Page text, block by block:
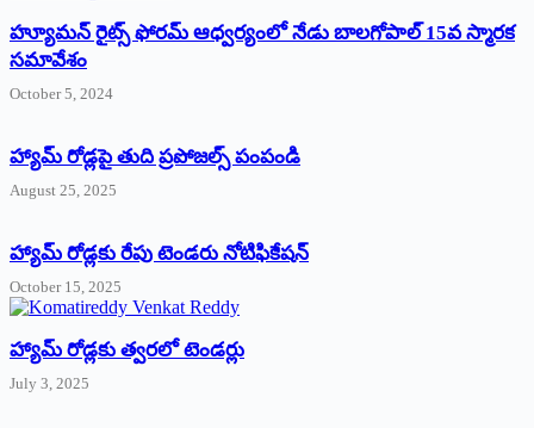
హ్యూమన్‌ రైట్స్‌ ఫోరమ్‌ ఆధ్వర్యంలో నేడు బాలగోపాల్‌ 15వ స్మారక
సమావేశం
October 5, 2024
హ్యామ్‌ రోడ్లపై తుది ప్రపోజల్స్‌ పంపండి
August 25, 2025
హ్యామ్‌ రోడ్లకు రేపు టెండరు నోటిఫికేషన్‌
October 15, 2025
హ్యామ్‌ రోడ్లకు త్వరలో టెండర్లు
July 3, 2025